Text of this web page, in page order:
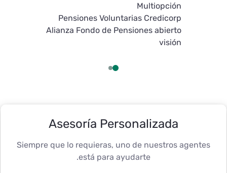
Multiopción
Pensiones Voluntarias Credicorp
Alianza Fondo de Pensiones abierto
visión
para que
con el proceso
Asesoría Personalizada
Siempre que lo requieras, uno de nuestros
está para ayudarte.